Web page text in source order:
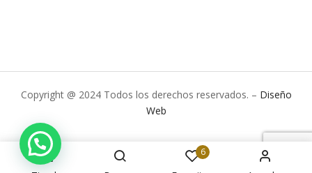
6
Copyright @ 2024 Todos los derechos reservados. – Diseño
Web